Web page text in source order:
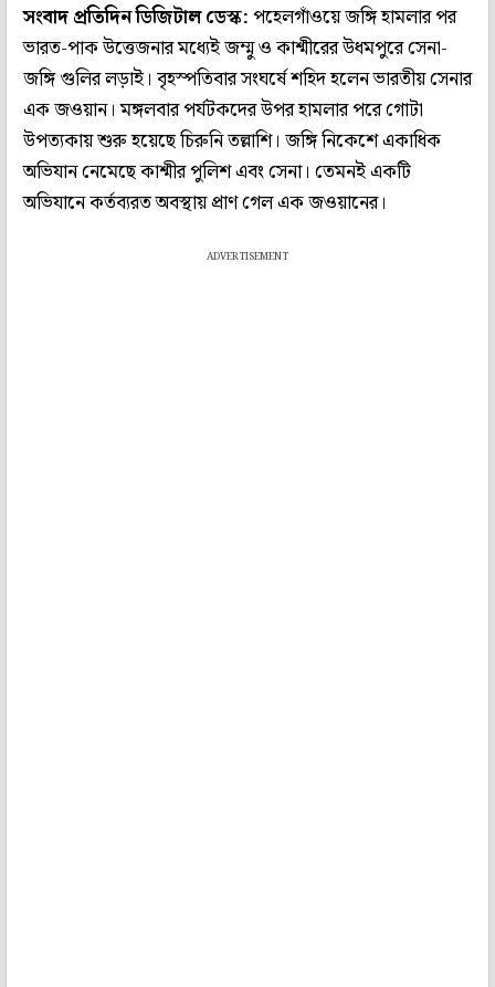
সংবাদ প্রতিদিন ডিজিটাল ডেস্ক:পহেলগাঁওয়ে জঙ্গি হামলার পর
ভারত-পাক উত্তেজনার মধ্যেই জম্মু ও কাশ্মীরের উধমপুরে সেনা-
জঙ্গি গুলির লড়াই। বৃহস্পতিবার সংঘর্ষে শহিদ হলেন ভারতীয় সেনার
এক জওয়ান। মঙ্গলবার পর্যটকদের উপর হামলার পরে গোটা
উপত্যকায় শুরু হয়েছে চিরুনি তল্লাশি। জঙ্গি নিকেশে একাধিক
অভিযান নেমেছে কাশ্মীর পুলিশ এবং সেনা। তেমনই একটি
অভিযানে কর্তব্যরত অবস্থায় প্রাণ গেল এক জওয়ানের।
ADVERTISEMENT